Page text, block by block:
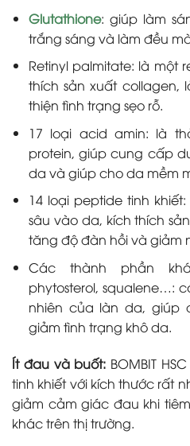
Glutathione: giúp làm
trắng sáng và làm đều
Retinyl palmitate: là một
thích sản xuất collagen,
thiện tình trạng sẹo rỗ.
17 loại acid amin: là
protein, giúp cung cấp
da và giúp cho da mềm
14 loại peptide tinh
sâu vào da, kích thích
tăng độ đàn hồi và giảm
Các thành phần
phytosterol, squalene…:
nhiên của làn da, giúp
giảm tình trạng khô da.
Ít đau và buốt: BOMBIT
tinh khiết với kích thước rất
giảm cảm giác đau khi
khác trên thị trường.